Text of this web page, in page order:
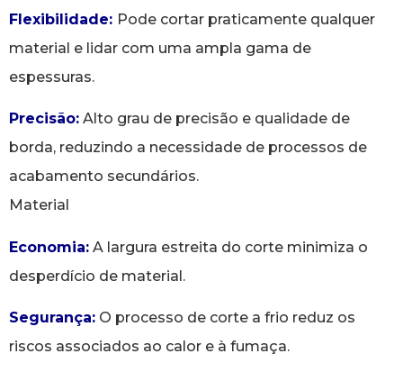
Flexibilidade: Pode cortar praticamente qualquer
material e lidar com uma ampla gama de
espessuras.
Precisão: Alto grau de precisão e qualidade de
borda, reduzindo a necessidade de processos de
acabamento secundários.
Material
Economia: A largura estreita do corte minimiza o
desperdício de material.
Segurança: O processo de corte a frio reduz os
riscos associados ao calor e à fumaça.